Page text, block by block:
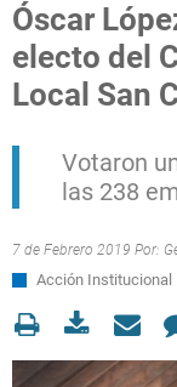
Óscar
electo del
Local San
Votaron
las 238
7 de Febrero 2019 Por:
Acción Institucional